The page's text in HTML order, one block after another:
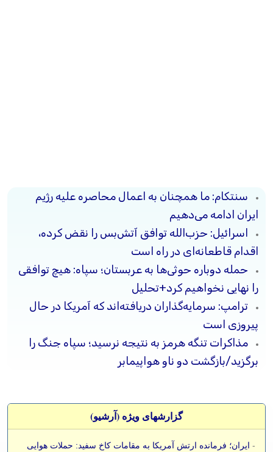
سنتکام: ما همچنان به اعمال محاصره علیه رژیم
ایران ادامه می‌دهیم
اسرائیل: حزب‌الله توافق آتش‌بس را نقض کرده،
اقدام قاطعانه‌ای در راه است
حمله دوباره حوثی‌ها به عربستان؛ سپاه: هیچ توافقی
را نهایی نخواهیم کرد+تحلیل
ترامپ: سرمایه‌گذاران دریافته‌اند که آمریکا در حال
پیروزی است
مذاکرات تنگه هرمز به نتیجه نرسید؛ سپاه جنگ را
برگزید/بازگشت دو ناو هواپیمابر
گزارشهای ویژه (آرشيو)
- ایران؛ فرمانده ارتش آمریکا به مقامات کاخ سفید: حملات هوایی